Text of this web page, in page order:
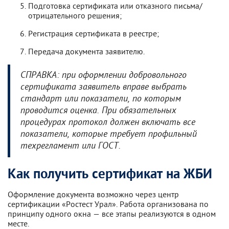
Подготовка сертификата или отказного письма/
отрицательного решения;
Регистрация сертификата в реестре;
Передача документа заявителю.
СПРАВКА: при оформлении добровольного
сертификата заявитель вправе выбрать
стандарт или показатели, по которым
проводится оценка. При обязательных
процедурах протокол должен включать все
показатели, которые требует профильный
техрегламент или ГОСТ.
Как получить сертификат на ЖБИ
Оформление документа возможно через центр
сертификации «Ростест Урал». Работа организована по
принципу одного окна — все этапы реализуются в одном
месте.